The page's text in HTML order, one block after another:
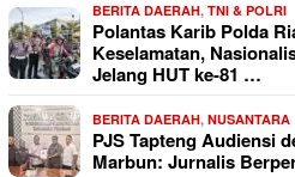
BERITA DAERAH, TNI & POLRI
Polantas Karib Polda
Keselamatan,
Jelang HUT ke-81 …
BERITA DAERAH, NUSANTARA
PJS Tapteng Audiensi
Marbun: Jurnalis